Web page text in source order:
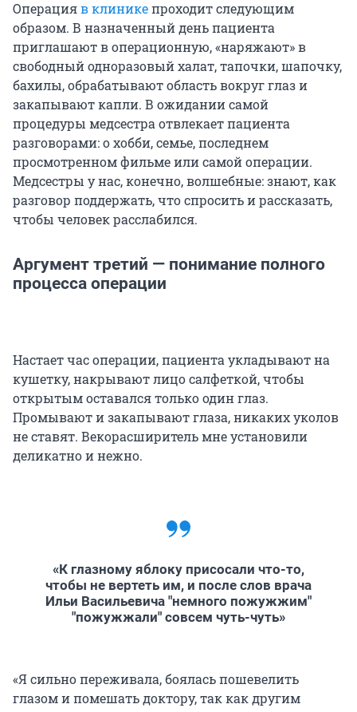
Операцияв клиникепроходит следующим
образом. В назначенный день пациента
приглашают в операционную, «наряжают» в
свободный одноразовый халат, тапочки, шапочку,
бахилы, обрабатывают область вокруг глаз и
закапывают капли. В ожидании самой
процедуры медсестра отвлекает пациента
разговорами: о хобби, семье, последнем
просмотренном фильме или самой операции.
Медсестры у нас, конечно, волшебные: знают, как
разговор поддержать, что спросить и рассказать,
чтобы человек расслабился.
Аргумент третий — понимание полного
процесса операции
Настает час операции, пациента укладывают на
кушетку, накрывают лицо салфеткой, чтобы
открытым оставался только один глаз.
Промывают и закапывают глаза, никаких уколов
не ставят. Векорасширитель мне установили
деликатно и нежно.
«К глазному яблоку присосали что-то,
чтобы не вертеть им, и после слов врача
Ильи Васильевича "немного пожужжим"
"пожужжали" совсем чуть-чуть»
«Я сильно переживала, боялась пошевелить
глазом и помешать доктору, так как другим